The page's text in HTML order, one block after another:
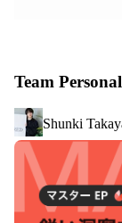
CPA、CVRなど
③新規事業
M&Aや社内イベ
ています。
新規事業の企
ジェクトの立ち
Team
Shunki